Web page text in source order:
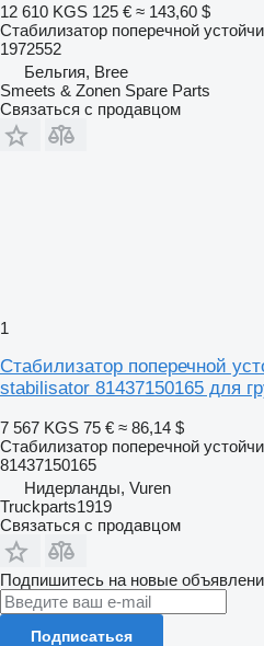
12 610 KGS 125 € ≈ 143,60 $
Стабилизатор поперечной
1972552
Бельгия, Bree
Smeets & Zonen Spare Parts
Связаться с продавцом
1
Стабилизатор поперечной
stabilisator 81437150165 для
7 567 KGS 75 € ≈ 86,14 $
Стабилизатор поперечной
81437150165
Нидерланды, Vuren
Truckparts1919
Связаться с продавцом
Подпишитесь на новые
Подписаться